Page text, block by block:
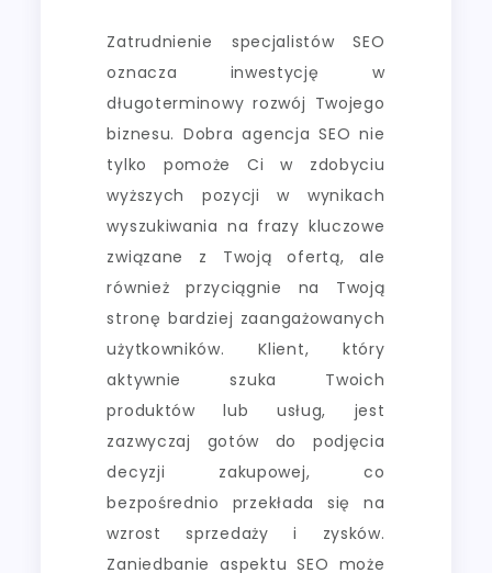
Zatrudnienie specjalistów SEO
oznacza inwestycję w
długoterminowy rozwój Twojego
biznesu. Dobra agencja SEO nie
tylko pomoże Ci w zdobyciu
wyższych pozycji w wynikach
wyszukiwania na frazy kluczowe
związane z Twoją ofertą, ale
również przyciągnie na Twoją
stronę bardziej zaangażowanych
użytkowników. Klient, który
aktywnie szuka Twoich
produktów lub usług, jest
zazwyczaj gotów do podjęcia
decyzji zakupowej, co
bezpośrednio przekłada się na
wzrost sprzedaży i zysków.
Zaniedbanie aspektu SEO może